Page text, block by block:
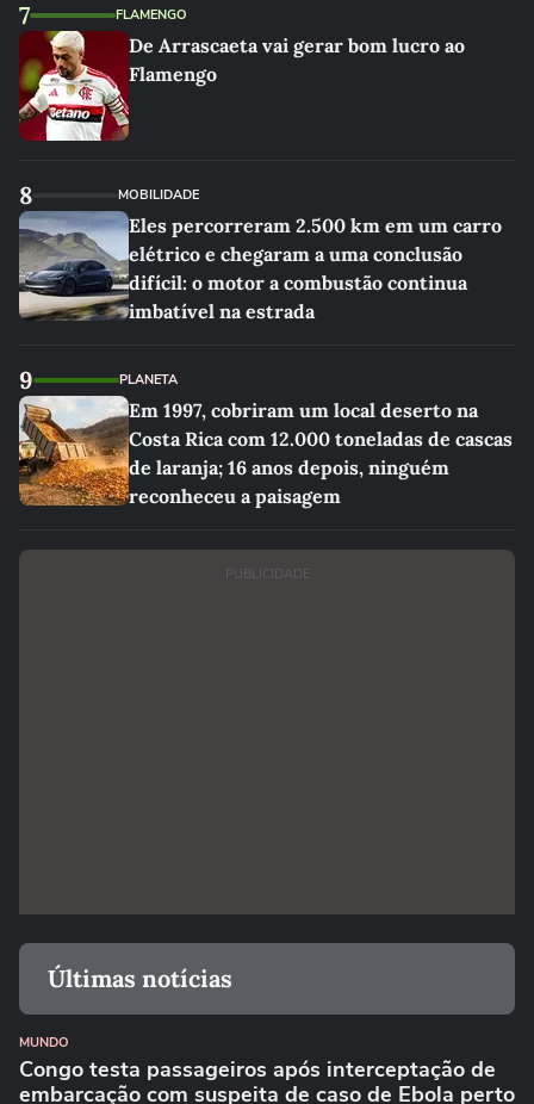
7 FLAMENGO
De Arrascaeta vai gerar bom lucro ao
Flamengo
8 MOBILIDADE
Eles percorreram 2.500 km em um carro
elétrico e chegaram a uma conclusão
difícil: o motor a combustão continua
imbatível na estrada
9 PLANETA
Em 1997, cobriram um local deserto na
Costa Rica com 12.000 toneladas de cascas
de laranja; 16 anos depois, ninguém
reconheceu a paisagem
PUBLICIDADE
Últimas notícias
MUNDO
Congo testa passageiros após interceptação de
embarcação com suspeita de caso de Ebola perto